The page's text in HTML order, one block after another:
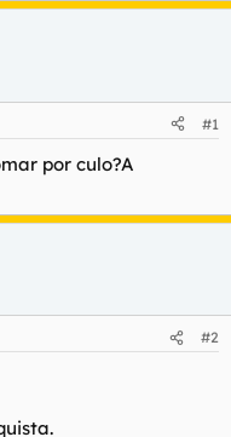
#1
por culo?A
#2